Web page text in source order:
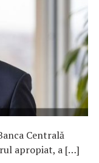
Centrală
apropiat, a […]